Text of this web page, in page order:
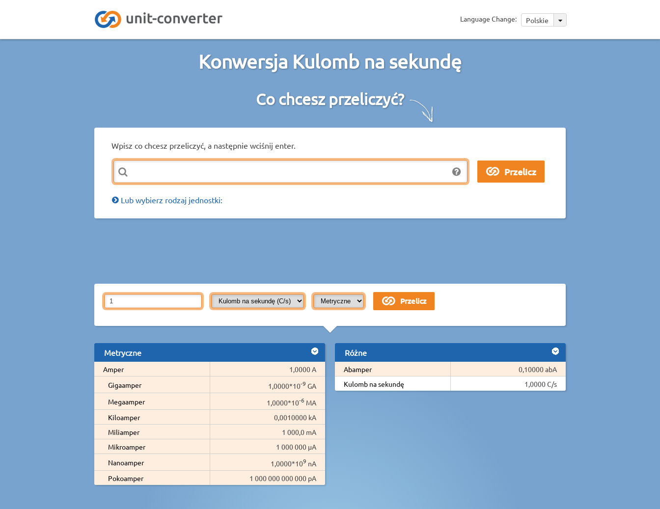
Language Change: Polskie
Konwersja Kulomb na sekundę
Co chcesz przeliczyć?
Wpisz co chcesz przeliczyć, a następnie wciśnij enter.
Lub wybierz rodzaj jednostki:
Metryczne
Amper
1,0000 A
Gigaamper
1,0000*10-9 GA
Megaamper
1,0000*10-6 MA
Kiloamper
0,0010000 kA
Miliamper
1 000,0 mA
Mikroamper
1 000 000 µA
Nanoamper
1,0000*109 nA
Pokoamper
1 000 000 000 000 pA
Różne
Abamper
0,10000 abA
Kulomb na sekundę
1,0000 C/s